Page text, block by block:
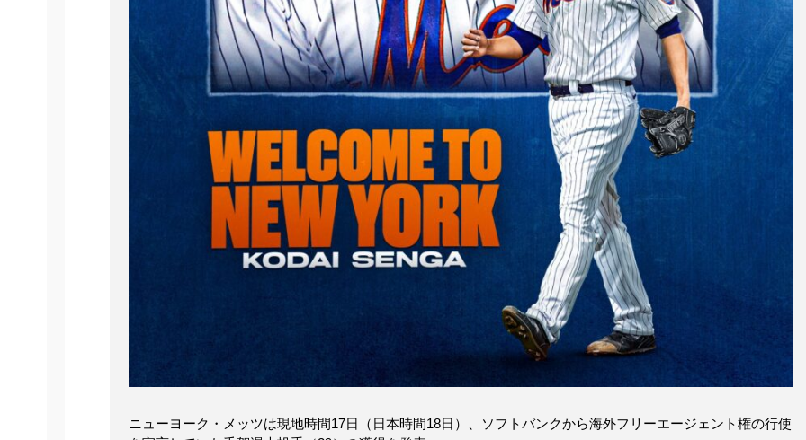
ニューヨーク・メッツは現地時間17日（日本時間18日）、ソフトバンクから海外フリーエージェント権の行使